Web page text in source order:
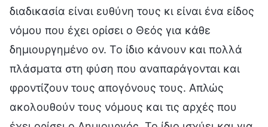
διαδικασία είναι ευθύνη τους κι είναι ένα είδος
νόμου που έχει ορίσει ο Θεός για κάθε
δημιουργημένο ον. Το ίδιο κάνουν και πολλά
πλάσματα στη φύση που αναπαράγονται και
φροντίζουν τους απογόνους τους. Απλώς
ακολουθούν τους νόμους και τις αρχές που